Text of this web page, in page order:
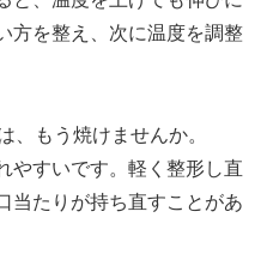
方を整え、次に温度を調整
、もう焼けませんか。
やすいです。軽く整形し直
当たりが持ち直すことがあ